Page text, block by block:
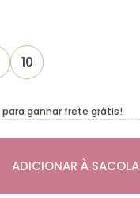
10
ADICIONAR À SACOLA
para ganhar frete grátis!